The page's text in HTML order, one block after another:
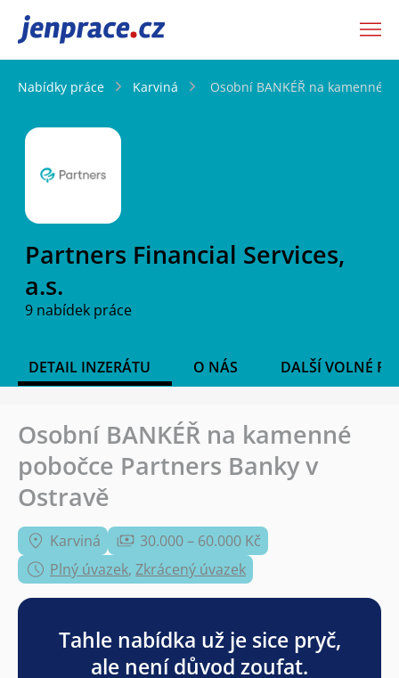
JenPráce.cz
Nabídky práce Karviná Osobní BANKÉŘ na kamenné
Partners Financial Services,
a.s.
9 nabídek práce
DETAIL INZERÁTU O NÁS DALŠÍ VOLNÉ
Osobní BANKÉŘ na kamenné
pobočce Partners Banky v
Ostravě
Karviná
30.000 – 60.000 Kč
Plný úvazek, Zkrácený úvazek
Tahle nabídka už je sice pryč,
ale není důvod zoufat.